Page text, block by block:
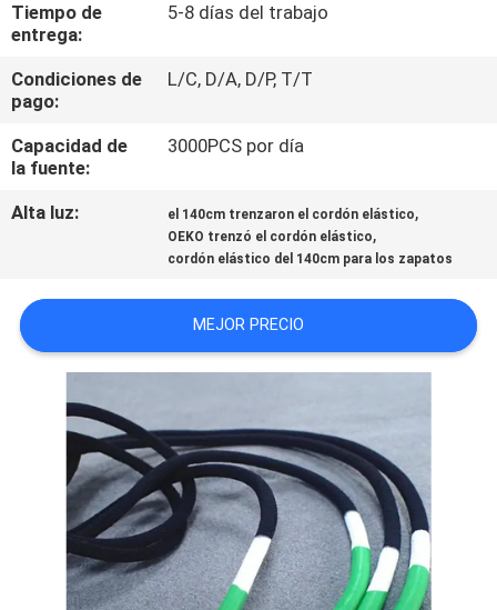
ÉNTRENOS
EN
CONTACTO
CON
PIDA
MAPA
SITIO
PRIVACY
POLICY
Tiempo de
entrega:
5-8 días del trabajo
Condiciones de
pago:
L/C, D/A, D/P, T/T
Capacidad de
la fuente:
3000PCS por día
Alta luz: el 140cm trenzaron el cordón elástico,
OEKO trenzó el cordón elástico,
cordón elástico del 140cm para los zapatos
MEJOR PRECIO